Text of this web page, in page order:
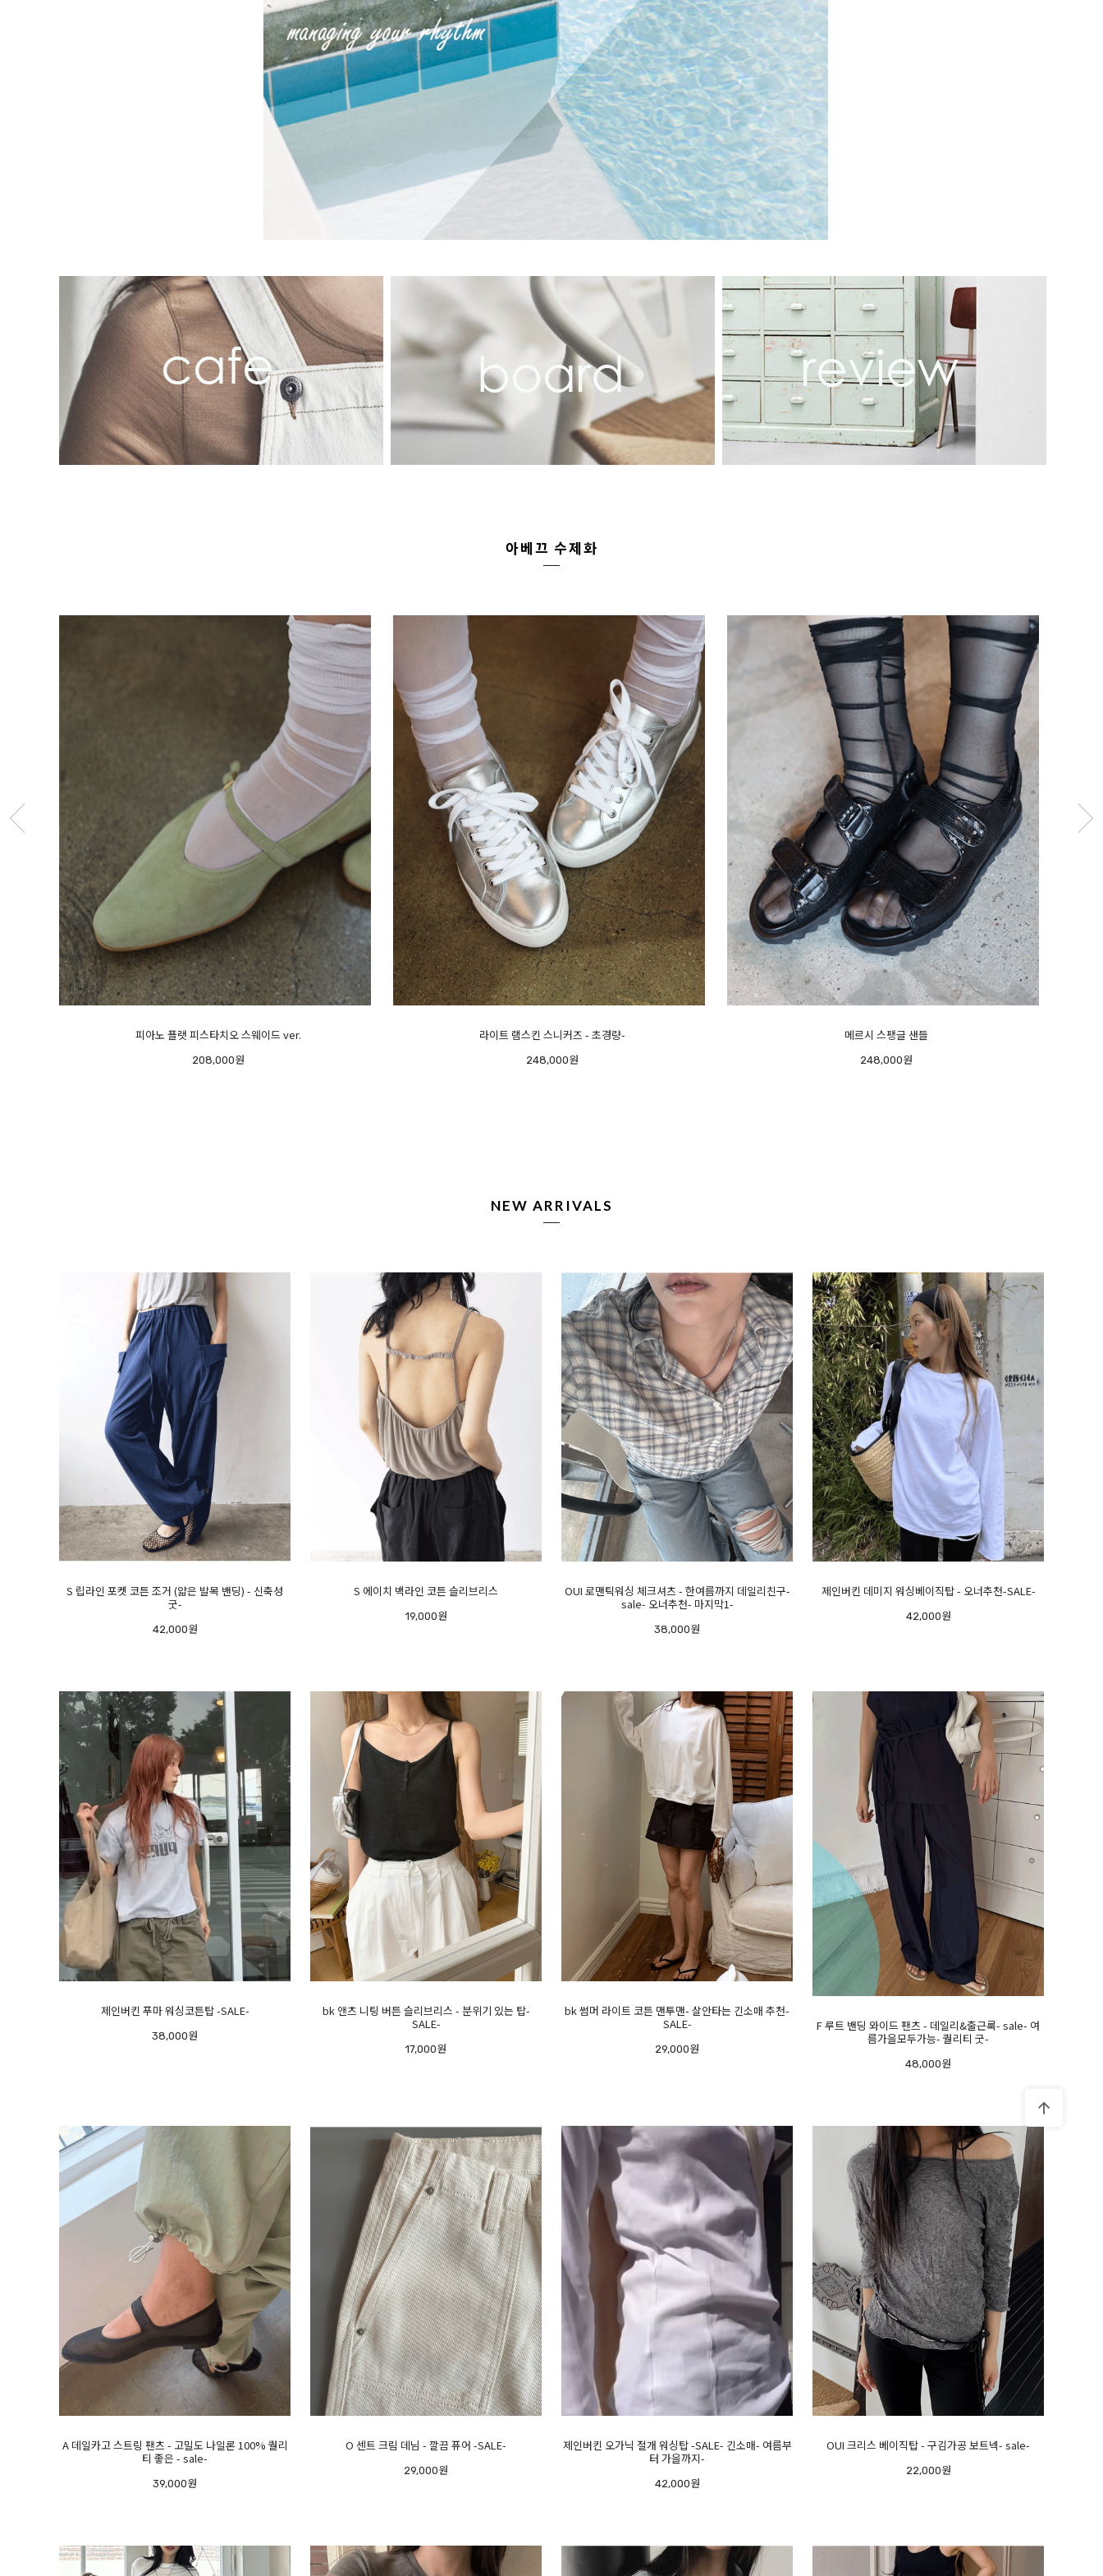
아베끄 수제화
라이트 램스킨 스니커즈 - 초경량-
248,000원
메르시 스팽글 샌들
248,000원
피아노 플랫 - 오너추천- 반가운 재진행 -
208,000원
NEW ARRIVALS
S 립라인 포켓 코튼 조거 (얇은 발목 밴딩) - 신축성
굿-
42,000원
S 에이치 백라인 코튼 슬리브리스
19,000원
OUI 로맨틱워싱 체크셔츠 - 한여름까지 데일리친구-
sale- 오너추천- 마지막1-
38,000원
제인버킨 데미지 워싱베이직탑 - 오너추천-SALE-
42,000원
제인버킨 푸마 워싱코튼탑 -SALE-
38,000원
bk 앤츠 니팅 버튼 슬리브리스 - 분위기 있는 탑-
SALE-
17,000원
bk 썸머 라이트 코튼 맨투맨- 살안타는 긴소매 추천-
SALE-
29,000원
F 루트 밴딩 와이드 팬츠 - 데일리&출근룩- sale- 여
름가을모두가능- 퀄리티 굿-
48,000원
A 데일카고 스트링 팬츠 - 고밀도 나일론 100% 퀄리
티 좋은 - sale-
39,000원
O 센트 크림 데님 - 깔끔 퓨어 -SALE-
29,000원
제인버킨 오가닉 절개 워싱탑 -SALE- 긴소매- 여름부
터 가을까지-
42,000원
OUI 크리스 베이직탑 - 구김가공 보트넥- sale-
22,000원